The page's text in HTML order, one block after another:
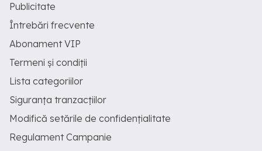
Publicitate
Întrebări frecvente
Abonament VIP
Termeni și condiții
Lista categoriilor
Siguranța tranzacțiilor
Modifică setările de confidențialitate
Regulament Campanie